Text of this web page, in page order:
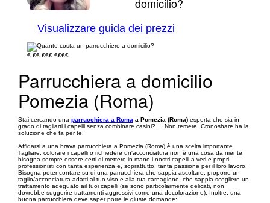
Visualizzare guida dei prezzi
€ €€ €€€ €€€€
Parrucchiera a domicilio
Pomezia (Roma)
Stai cercando una parrucchiera a Roma a Pomezia (Roma) esperta che sia in
grado di tagliarti i capelli senza combinare casini? ... Non temere, Cronoshare ha la
soluzione che fa per te!
Affidarsi a una brava parrucchiera a Pomezia (Roma) è una scelta importante.
Tagliare, colorare i capelli o richiedere un'acconciatura non è una cosa da niente,
bisogna sempre essere certi di mettere in mano i nostri capelli a veri e propri
professionisti con tanta esperienza e, soprattutto, tanta passione per il loro lavoro.
Bisogna poter contare su di una parrucchiera che sappia ascoltare, proporre un
taglio/acconciatura adatti al tuo viso e alla tua carnagione, che sappia scegliere un
trattamento adeguato ail tuoi capelli (se sono particolarmente delicati, non
dovrebbe suggerire trattamenti aggressivi come una decolorazione). Inoltre, una
buona parrucchiera deve saper porre le giuste domande: